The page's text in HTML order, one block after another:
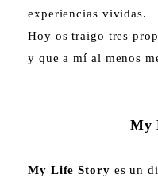
experiencias vividas.
Hoy os traigo tres
y que a mí al menos
My
My Life Story es un